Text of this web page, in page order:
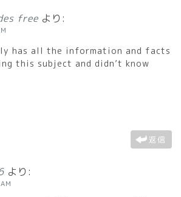
free より:
has all the information and facts
this subject and didn’t know
返信
より: